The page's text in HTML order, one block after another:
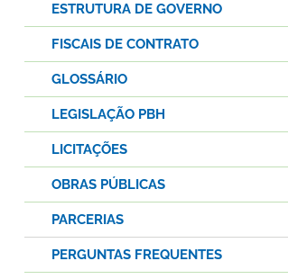
ESTRUTURA DE GOVERNO
FISCAIS DE CONTRATO
GLOSSÁRIO
LEGISLAÇÃO PBH
LICITAÇÕES
OBRAS PÚBLICAS
PARCERIAS
PERGUNTAS FREQUENTES